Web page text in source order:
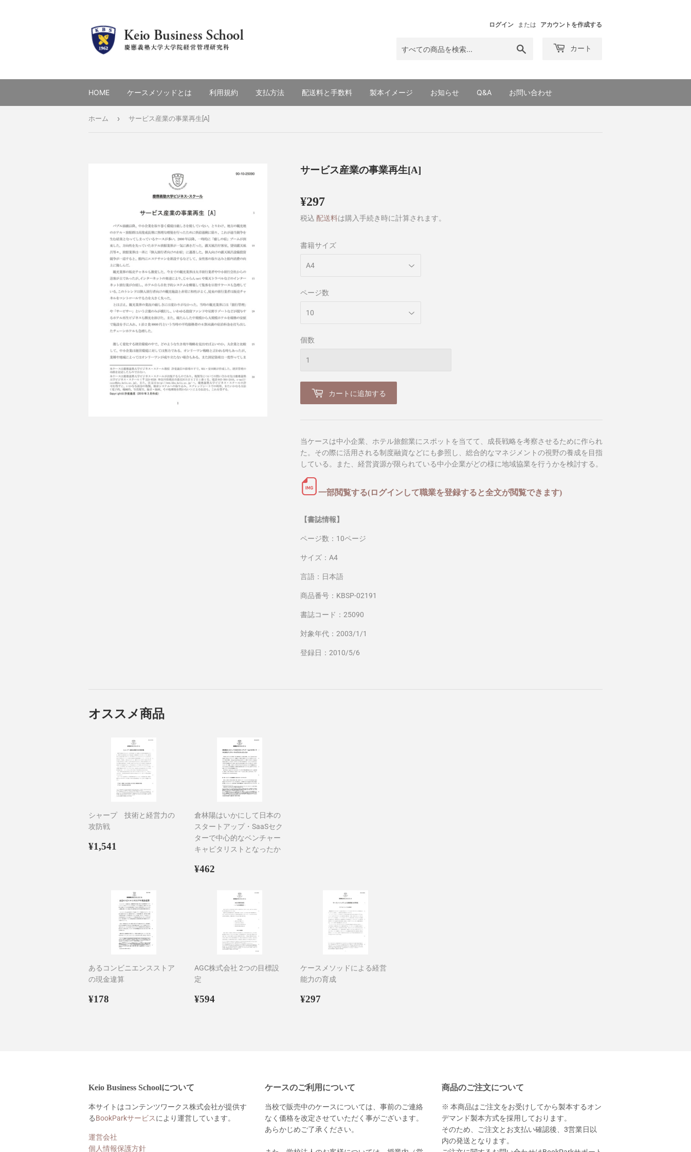
ログイン または アカウントを作成する
る
カート
HOME ケースメソッドとは 利用規約 支払方法 配送料と手数料 製本イメージ お知らせ Q&A お問い合わせ
ホーム › サービス産業の事業再生[A]
サービス産業の事業再生[A]
¥297
税込 配送料は購入手続き時に計算されます。
書籍サイズ
ページ数
個数
カートに追加する
当ケースは中小企業、ホテル旅館業にスポットを当てて、成長戦略を考察させるために作られ
た。その際に活用される制度融資などにも参照し、総合的なマネジメントの視野の養成を目指
している。また、経営資源が限られている中小企業がどの様に地域協業を行うかを検討する。
一部閲覧する(ログインして職業を登録すると全文が閲覧できます)
【書誌情報】
ページ数：10ページ
サイズ：A4
言語：日本語
商品番号：KBSP-02191
書誌コード：25090
対象年代：2003/1/1
登録日：2010/5/6
オススメ商品
シャープ 技術と経営力の
攻防戦
通
¥1,541
倉林陽はいかにして日本の
スタートアップ・SaaSセク
ターで中心的なベンチャー
キャピタリストとなったか
通
¥462
あるコンビニエンスストア
の現金違算
通
¥178
AGC株式会社 2つの目標設
定
通
¥594
ケースメソッドによる経営
能力の育成
通
¥297
Keio Business Schoolについて
本サイトはコンテンツワークス株式会社が提供す
るBookParkサービスにより運営しています。
運営会社
個人情報保護方針
ケースのご利用について
当校で販売中のケースについては、事前のご連絡
なく価格を改定させていただく事がございます。
あらかじめご了承ください。
商品のご注文について
※ 本商品はご注文をお受けしてから製本するオン
デマンド製本方式を採用しております。
そのため、ご注文とお支払い確認後、3営業日以
内の発送となります。